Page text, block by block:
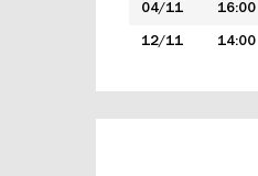
04/11 16:00
12/11 14:00